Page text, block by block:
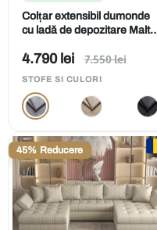
Colțar extensibil dumonde
cu ladă de depozitare Malta
Preț
de
vânzare
4.790 lei
Preț
7.550 lei
STOFE SI CULORI
45% Reducere